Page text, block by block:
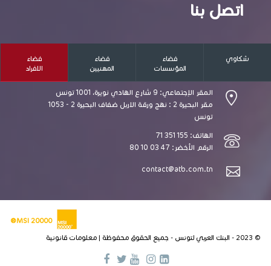
فضاء
الافراد
فضاء
المهنيين
فضاء
المؤسسات
شكاوي
اتصل بنا
المقر الإجتماعي: 9 شارع الهادي نويرة، 1001 تونس
مقر البحيرة 2 : نهج ورقة الاربل ضفاف البحيرة 2 - 1053
تونس
الهاتف: 155 351 71
الرقم الأخضر: 47 03 10 80
contact@atb.com.tn
MSI 20000®
© 2023 - البنك العربي لتونس - جميع الحقوق محفوظة |
معلومات قانونية